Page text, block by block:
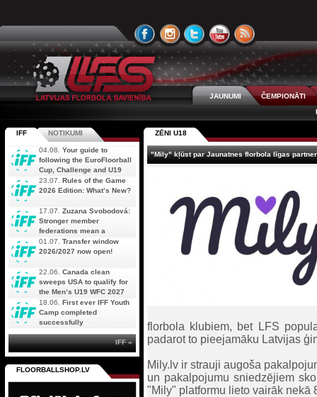
JAUNUMI
ČEMPIONĀTI
ZĒNI U18
"Mily" kļūst par Jaunatnes florbola līgas
florbola klubiem, bet LFS
padarot to pieejamāku Latvijas
Mily.lv ir strauji augoša
un pakalpojumu sniedzējiem
"Mily" platformu lieto vairāk nekā
IFF NOTIKUMI
04.08. Your guide to
following the EuroFloorball
Cup, Challenge and U19
AOFC Qualifiers
simultaneously
23.07. Rules of the Game
2026 Edition: What’s New?
17.07. Zuzana Svobodová:
Stronger member
federations mean a
stronger future for floorball
01.07. Transfer window
2026/2027 now open!
22.06. Canada clean
sweeps USA to qualify for
the Men’s U19 WFC 2027
18.06. First ever IFF Youth
Camp completed
successfully
IFF »
FLOORBALLSHOP.LV